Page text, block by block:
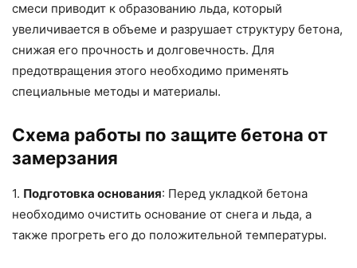
смеси приводит к образованию льда, который
увеличивается в объеме и разрушает структуру бетона,
снижая его прочность и долговечность. Для
предотвращения этого необходимо применять
специальные методы и материалы.
Схема работы по защите бетона от
замерзания
1. Подготовка основания: Перед укладкой бетона
необходимо очистить основание от снега и льда, а
также прогреть его до положительной температуры.